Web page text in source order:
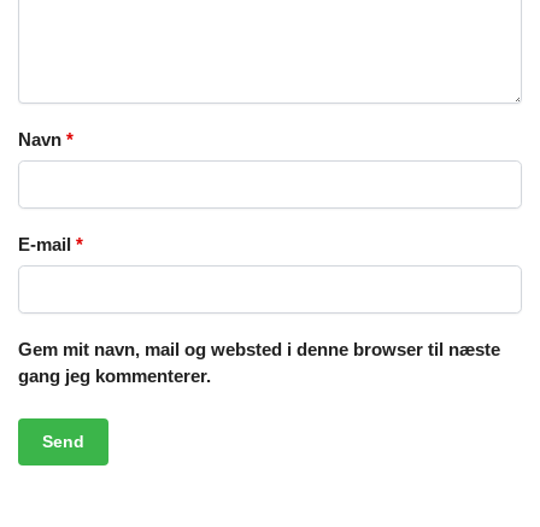
Navn *
E-mail *
Gem mit navn, mail og websted i denne browser til næste
gang jeg kommenterer.